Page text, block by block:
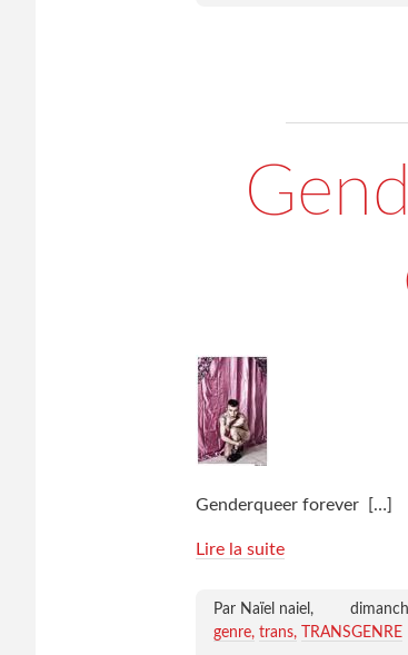
Genderqueer forever […]
Lire la suite
Par Naïel naiel,
genre trans
TRANSGENRE